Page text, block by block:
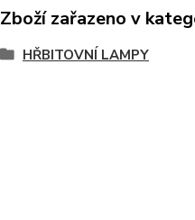
Zboží zařazeno v
HŘBITOVNÍ LAMPY